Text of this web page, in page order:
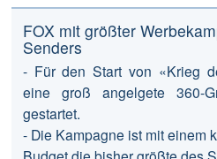
FOX mit größter
Senders
- Für den Start von «Krieg
eine groß angelgete 360-
gestartet.
- Die Kampagne ist mit einem